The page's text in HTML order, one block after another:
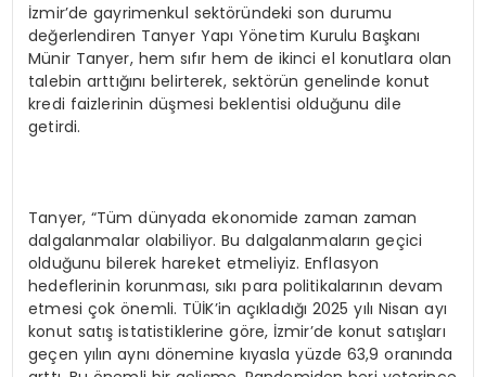
İzmir’de gayrimenkul sektöründeki son durumu
değerlendiren Tanyer Yapı Yönetim Kurulu Başkanı
Münir Tanyer, hem sıfır hem de ikinci el konutlara olan
talebin arttığını belirterek, sektörün genelinde konut
kredi faizlerinin düşmesi beklentisi olduğunu dile
getirdi.
Tanyer, “Tüm dünyada ekonomide zaman zaman
dalgalanmalar olabiliyor. Bu dalgalanmaların geçici
olduğunu bilerek hareket etmeliyiz. Enflasyon
hedeflerinin korunması, sıkı para politikalarının devam
etmesi çok önemli. TÜİK’in açıkladığı 2025 yılı Nisan ayı
konut satış istatistiklerine göre, İzmir’de konut satışları
geçen yılın aynı dönemine kıyasla yüzde 63,9 oranında